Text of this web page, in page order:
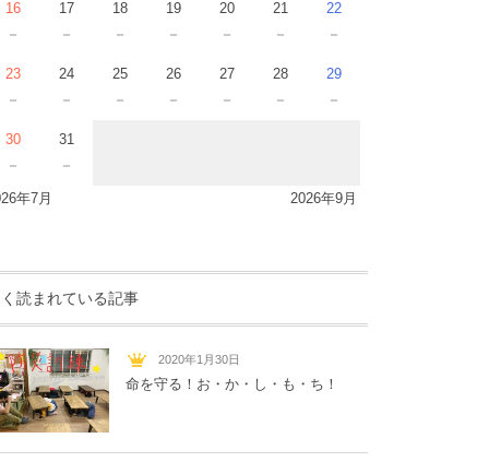
16
－
17
－
18
－
19
－
20
－
21
－
22
－
23
－
24
－
25
－
26
－
27
－
28
－
29
－
30
－
31
－
年7月 2026年9月
読まれている記事
2020年1月30日
命を守る！お・か・し・も・ち！